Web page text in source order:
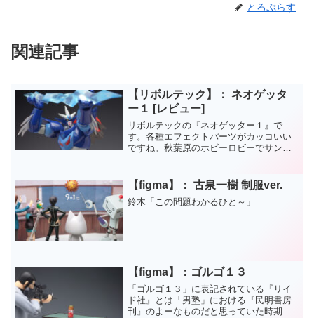
とろぷらす
関連記事
【リボルテック】： ネオゲッタ
ー１ [レビュー]
リボルテックの『ネオゲッター１』で
す。各種エフェクトパーツがカッコいい
ですね。秋葉原のホビーロビーでサンプ
【figma】： 古泉一樹 制服ver.
鈴木「この問題わかるひと～」
【figma】：ゴルゴ１３
「ゴルゴ１３」に表記されている『リイ
ド社』とは「男塾」における『民明書房
刊』のよーなものだと思っていた時期が